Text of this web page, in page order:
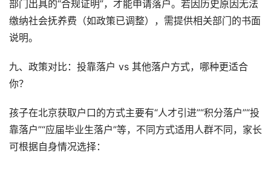
部门出具的“合规证明”，才能申请落户。若因历史原因无法
缴纳社会抚养费（如政策已调整），需提供相关部门的书面
说明。
九、政策对比：投靠落户 vs 其他落户方式，哪种更适合
你？
孩子在北京获取户口的方式主要有“人才引进”“积分落户”“投
靠落户”“应届毕业生落户”等，不同方式适用人群不同，家长
可根据自身情况选择：